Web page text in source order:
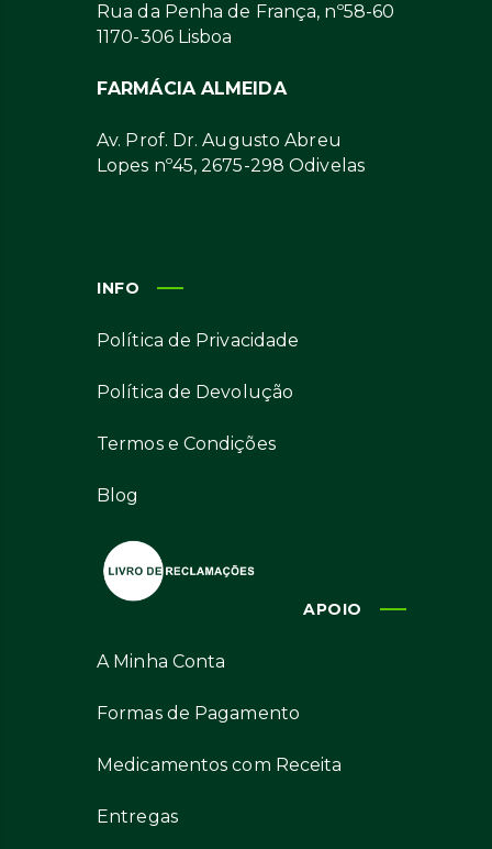
Rua da Penha de França, nº58-60
1170-306 Lisboa
FARMÁCIA ALMEIDA
Av. Prof. Dr. Augusto Abreu
Lopes nº45, 2675-298 Odivelas
INFO
Política de Privacidade
Política de Devolução
Termos e Condições
Blog
APOIO
A Minha Conta
Formas de Pagamento
Medicamentos com Receita
Entregas